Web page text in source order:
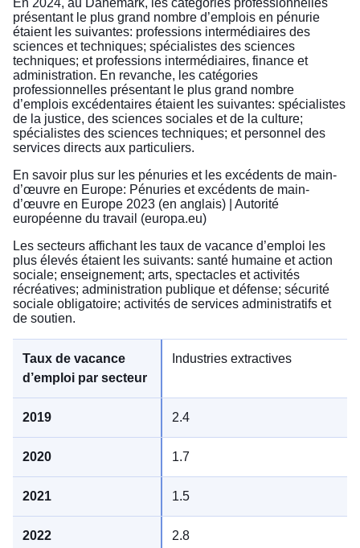
présentant le plus grand nombre d’emplois en pénurie
étaient les suivantes: professions intermédiaires des
sciences et techniques; spécialistes des sciences
techniques; et professions intermédiaires, finance et
administration. En revanche, les catégories
professionnelles présentant le plus grand nombre
d’emplois excédentaires étaient les suivantes: spécialistes
de la justice, des sciences sociales et de la culture;
spécialistes des sciences techniques; et personnel des
services directs aux particuliers.
En savoir plus sur les pénuries et les excédents de main-
d’œuvre en Europe: Pénuries et excédents de main-
d’œuvre en Europe 2023 (en anglais) | Autorité
européenne du travail (europa.eu)
Les secteurs affichant les taux de vacance d’emploi les
plus élevés étaient les suivants: santé humaine et action
sociale; enseignement; arts, spectacles et activités
récréatives; administration publique et défense; sécurité
sociale obligatoire; activités de services administratifs et
de soutien.
Industries extractives
2.4
1.7
1.5
2.8